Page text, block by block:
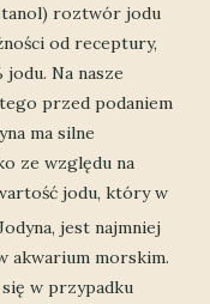
roztwór jodu
od receptury,
Na nasze
przed podaniem
ma silne
ze względu na
jodu, który w
jest najmniej
akwarium morskim.
w przypadku